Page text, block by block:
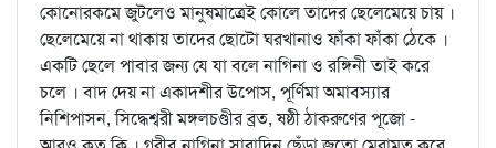
কোনোরকমে জুটলেও মানুষমাত্রেই কোলে তাদের ছেলেমেয়ে চায় ।
ছেলেমেয়ে না থাকায় তাদের ছোটো ঘরখানাও ফাঁকা ফাঁকা ঠেকে ।
একটি ছেলে পাবার জন্য যে যা বলে নাগিনা ও রঙ্গিনী তাই করে
চলে । বাদ দেয় না একাদশীর উপোস, পূর্ণিমা অমাবস্যার
নিশিপাসন, সিদ্ধেশ্বরী মঙ্গলচণ্ডীর ব্রত, ষষ্ঠী ঠাকরুণের পূজো -